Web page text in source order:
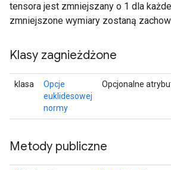
tensora jest zmniejszany o 1 dla
zmniejszone wymiary zostaną
Klasy zagnieżdżone
klasa
Opcje
euklidesowej
normy
Opcjonalne
Metody publiczne